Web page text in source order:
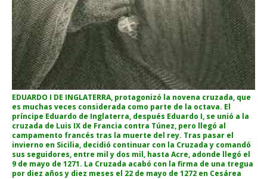
EDUARDO I DE INGLATERRA, protagonizó la novena cruzada, que
es muchas veces considerada como parte de la octava. El
príncipe Eduardo de Inglaterra, después Eduardo I, se unió a la
cruzada de Luis IX de Francia contra Túnez, pero llegó al
campamento francés tras la muerte del rey. Tras pasar el
invierno en Sicilia, decidió continuar con la Cruzada y comandó
sus seguidores, entre mil y dos mil, hasta Acre, adonde llegó el
9 de mayo de 1271. La Cruzada acabó con la firma de una tregua
por diez años y diez meses el 22 de mayo de 1272 en Cesárea